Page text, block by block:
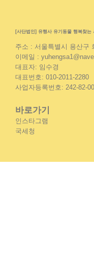
[사단법인] 유행사 유기동물 행복찾는
주소 : 서울특별시 용산구
이메일 :
대표자: 임수경
대표번호: 010-2011-2280
사업자등록번호: 242-82-
바로가기
인스타그램
국세청